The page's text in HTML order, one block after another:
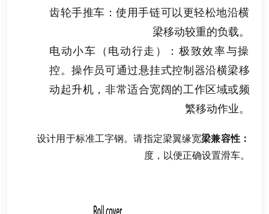
齿轮手推车 ：使用手链可以更轻松地沿横
梁移动较重的负载。
电动小车（电动行走）
：极致效率与操
控。操作员可通过悬挂式控制器沿横梁移
动起升机 ， 非常适合宽阔的工作区域或频
繁移动作业。
梁兼容性：
设计用于标准工字钢。请指定梁翼缘宽
度 ， 以便正确设置滑车。